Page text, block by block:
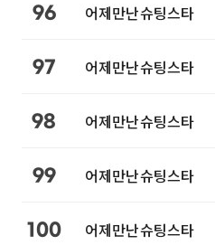
96 어제만난슈팅스타
97 어제만난슈팅스타
98 어제만난슈팅스타
99 어제만난슈팅스타
100 어제만난슈팅스타